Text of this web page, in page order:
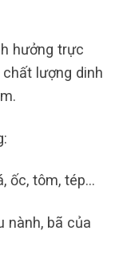
hưởng trực
lượng dinh
ốc, tôm, tép…
nành, bã của